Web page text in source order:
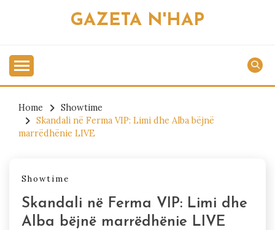
GAZETA N'HAP
Home
Showtime
Skandali në Ferma VIP: Limi dhe Alba bëjnë
marrëdhënie LIVE
Showtime
Skandali në Ferma VIP: Limi dhe
Alba bëjnë marrëdhënie LIVE